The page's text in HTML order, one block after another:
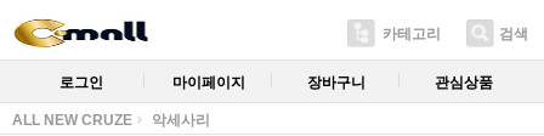
카테고리 검색
로그인 마이페이지 장바구니 관심상품
ALL NEW CRUZE 악세사리